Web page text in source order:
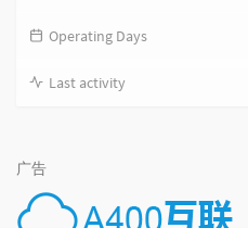
Operating Days
Last activity
广告